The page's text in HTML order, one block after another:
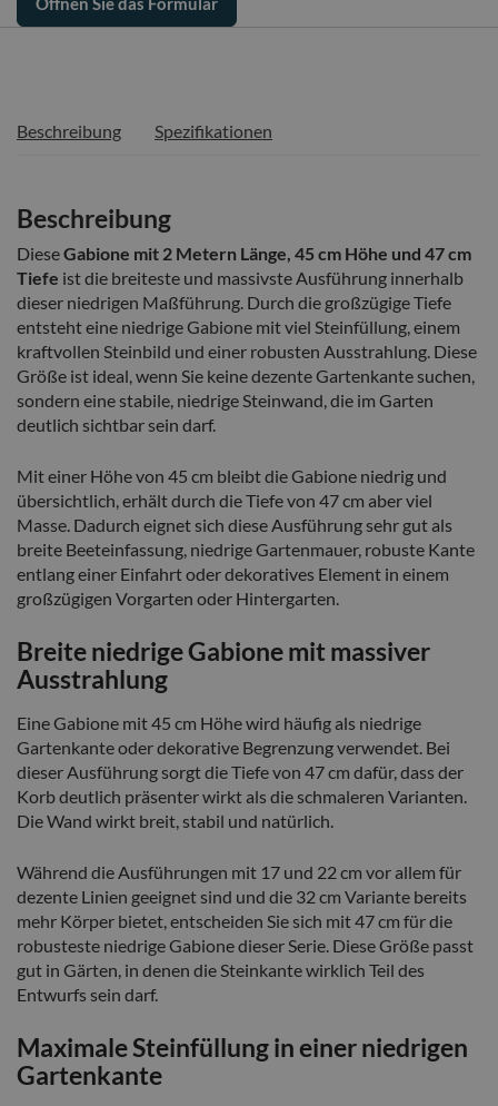
Beschreibung Spezifikationen
Beschreibung
DieseGabione mit 2 Metern Länge, 45 cm Höhe und 47 cm
Tiefe ist die breiteste und massivste Ausführung innerhalb
dieser niedrigen Maßführung. Durch die großzügige Tiefe
entsteht eine niedrige Gabione mit viel Steinfüllung, einem
kraftvollen Steinbild und einer robusten Ausstrahlung. Diese
Größe ist ideal, wenn Sie keine dezente Gartenkante suchen,
sondern eine stabile, niedrige Steinwand, die im Garten
deutlich sichtbar sein darf.
Mit einer Höhe von 45 cm bleibt die Gabione niedrig und
übersichtlich, erhält durch die Tiefe von 47 cm aber viel
Masse. Dadurch eignet sich diese Ausführung sehr gut als
breite Beeteinfassung, niedrige Gartenmauer, robuste Kante
entlang einer Einfahrt oder dekoratives Element in einem
großzügigen Vorgarten oder Hintergarten.
Breite niedrige Gabione mit massiver
Ausstrahlung
Eine Gabione mit 45 cm Höhe wird häufig als niedrige
Gartenkante oder dekorative Begrenzung verwendet. Bei
dieser Ausführung sorgt die Tiefe von 47 cm dafür, dass der
Korb deutlich präsenter wirkt als die schmaleren Varianten.
Die Wand wirkt breit, stabil und natürlich.
Während die Ausführungen mit 17 und 22 cm vor allem für
dezente Linien geeignet sind und die 32 cm Variante bereits
mehr Körper bietet, entscheiden Sie sich mit 47 cm für die
robusteste niedrige Gabione dieser Serie. Diese Größe passt
gut in Gärten, in denen die Steinkante wirklich Teil des
Entwurfs sein darf.
Maximale Steinfüllung in einer niedrigen
Gartenkante